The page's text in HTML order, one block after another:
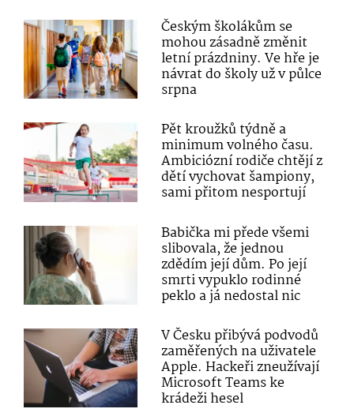
Českým školákům se
mohou zásadně změnit
letní prázdniny. Ve hře je
návrat do školy už v půlce
srpna
Pět kroužků týdně a
minimum volného času.
Ambiciózní rodiče chtějí z
dětí vychovat šampiony,
sami přitom nesportují
Babička mi přede všemi
slibovala, že jednou
zdědím její dům. Po její
smrti vypuklo rodinné
peklo a já nedostal nic
V Česku přibývá podvodů
zaměřených na uživatele
Apple. Hackeři zneužívají
Microsoft Teams ke
krádeži hesel